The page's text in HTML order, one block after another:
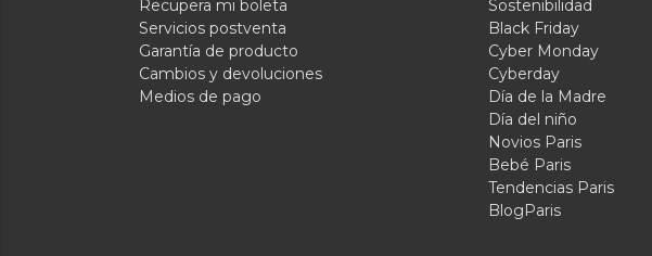
Recupera mi boleta
Servicios postventa
Garantía de producto
Cambios y devoluciones
Medios de pago
Sostenibilidad
Black Friday
Cyber Monday
Cyberday
Día de la Madre
Día del niño
Novios Paris
Bebé Paris
Tendencias Paris
BlogParis